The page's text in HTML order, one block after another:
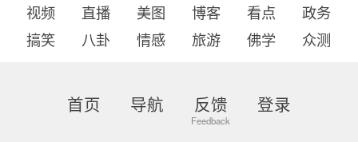
视频 直播 美图 博客 看点
政务
搞笑
八卦 情感 旅游 佛学 众测
首页 导航 反馈 登录